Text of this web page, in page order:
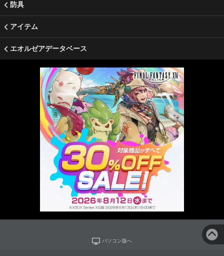
防具
アイテム
エオルゼアデータベース
パソコン版へ